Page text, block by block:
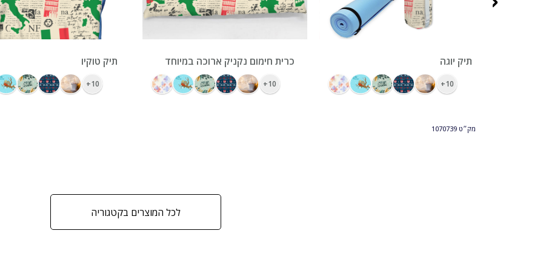
תיק יוגה
10+
מק״ט1070739
כרית חימום נקניק ארוכה במיוחד
10+
תיק טוקיו
10+
לכל המוצרים בקטגוריה